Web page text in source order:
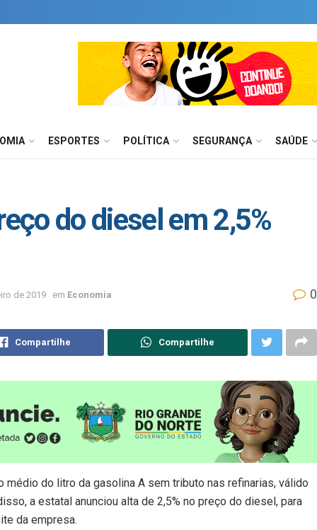
ESPORTES POLÍTICA SEGURANÇA SAÚDE
do diesel em 2,5%
de 2019 em Economia 0
Compartilhe Compartilhe
do litro da gasolina A sem tributo nas refinarias, válido
a estatal anunciou alta de 2,5% no preço do diesel, para
da empresa.